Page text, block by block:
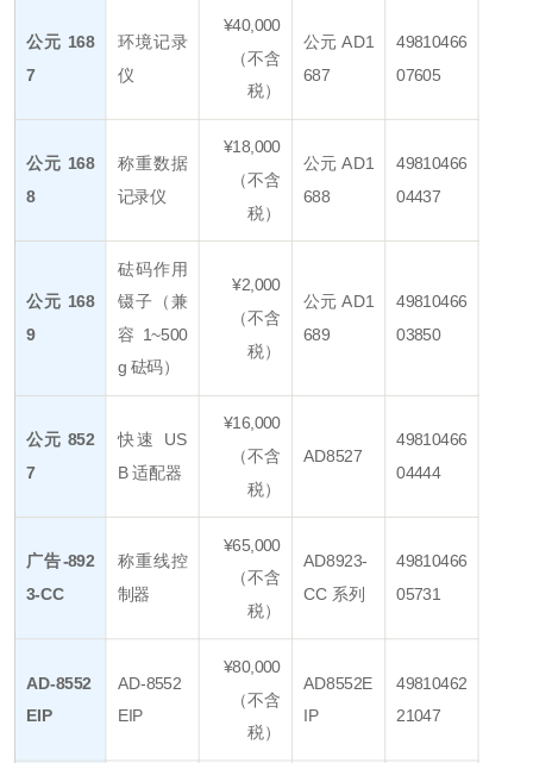
公元 168
7
环境记录
仪
¥40,000
（不含
税）
公元 AD1
687
49810466
07605
公元 168
8
称重数据
记录仪
¥18,000
（不含
税）
公元 AD1
688
49810466
04437
公元 168
9
砝码作用
镊子（兼
容 1~500
g 砝码）
¥2,000
（不含
税）
公元 AD1
689
49810466
03850
公元 852
7
快速 US
B 适配器
¥16,000
（不含
税）
AD8527
49810466
04444
广告-892
3-CC
称重线控
制器
¥65,000
（不含
税）
AD8923-
CC 系列
49810466
05731
AD-8552
EIP
AD-8552
EIP
¥80,000
（不含
税）
AD8552E
IP
49810462
21047